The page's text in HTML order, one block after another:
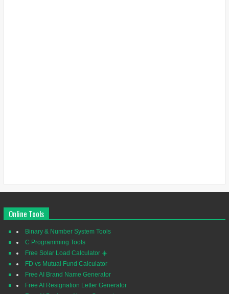
Online Tools
Binary & Number System Tools
C Programming Tools
Free Solar Load Calculator ☀️
FD vs Mutual Fund Calculator
Free AI Brand Name Generator
Free AI Resignation Letter Generator